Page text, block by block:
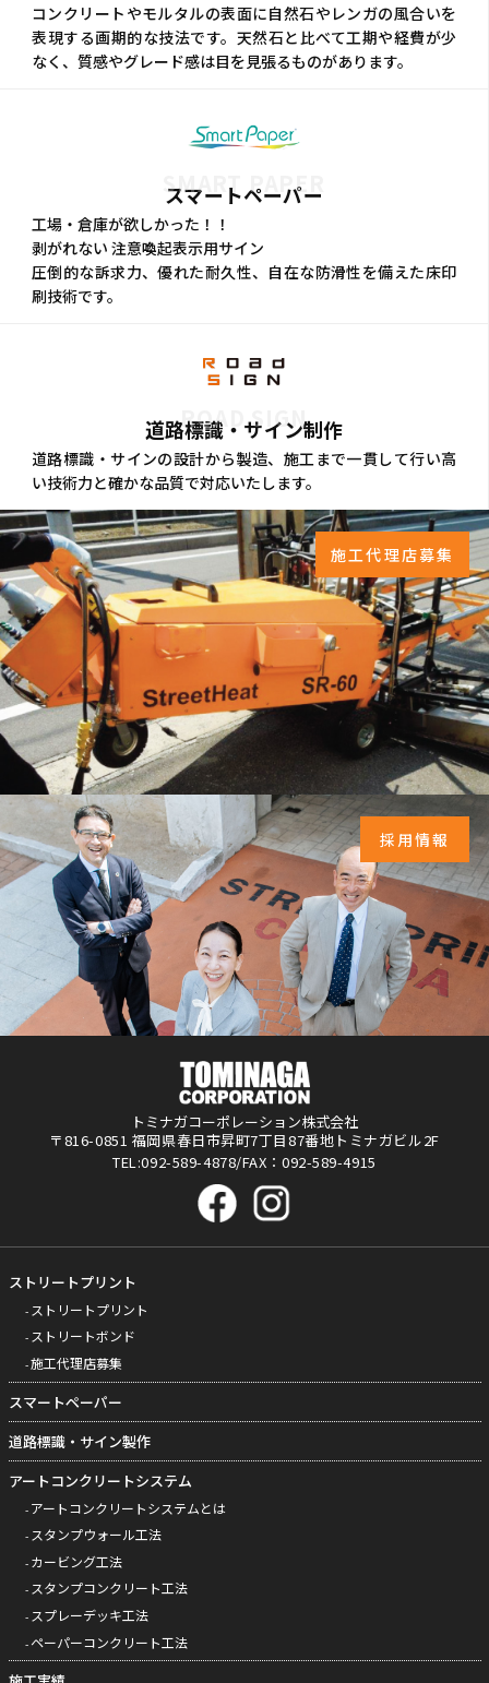
コンクリートやモルタルの表面に自然石やレンガの風合いを
表現する画期的な技法です。天然石と比べて工期や経費が少
なく、質感やグレード感は目を見張るものがあります。
SMART PAPER
スマートペーパー
工場・倉庫が欲しかった！！
剥がれない 注意喚起表示用サイン
圧倒的な訴求力、優れた耐久性、自在な防滑性を備えた床印
刷技術です。
ROAD SIGN
道路標識・サイン制作
道路標識・サインの設計から製造、施工まで一貫して行い高
い技術力と確かな品質で対応いたします。
施工代理店募集
採用情報
トミナガコーポレーション株式会社
〒816-0851 福岡県春日市昇町7丁目87番地トミナガビル2F
TEL:092-589-4878/FAX：092-589-4915
ストリートプリント
ストリートプリント
ストリートボンド
施工代理店募集
スマートペーパー
道路標識・サイン製作
アートコンクリートシステム
アートコンクリートシステムとは
スタンプウォール工法
カービング工法
スタンプコンクリート工法
スプレーデッキ工法
ペーパーコンクリート工法